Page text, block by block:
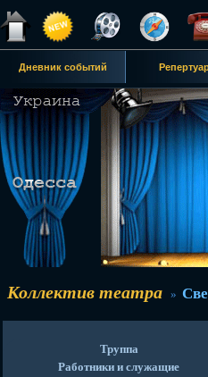
Дневник событий
Коллектив театра »
Труппа
Работники и служащие